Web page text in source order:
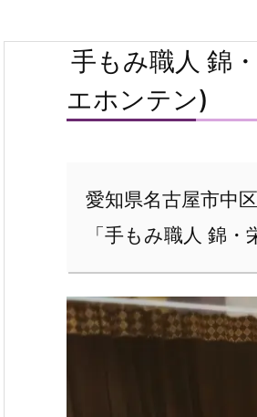
手もみ職人 錦
エホンテン)
愛知県名古屋市中
「手もみ職人 錦・